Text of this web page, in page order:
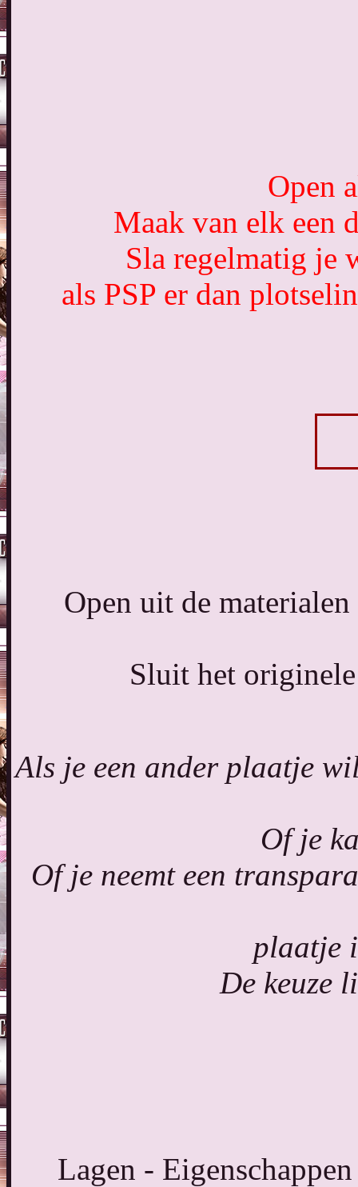
Open
Maak van elk een
Sla regelmatig je
als PSP er dan
Open uit de
Sluit het
Als je een ander plaatje
Of je
Of je neemt een
plaatje
De keuze
Lagen -